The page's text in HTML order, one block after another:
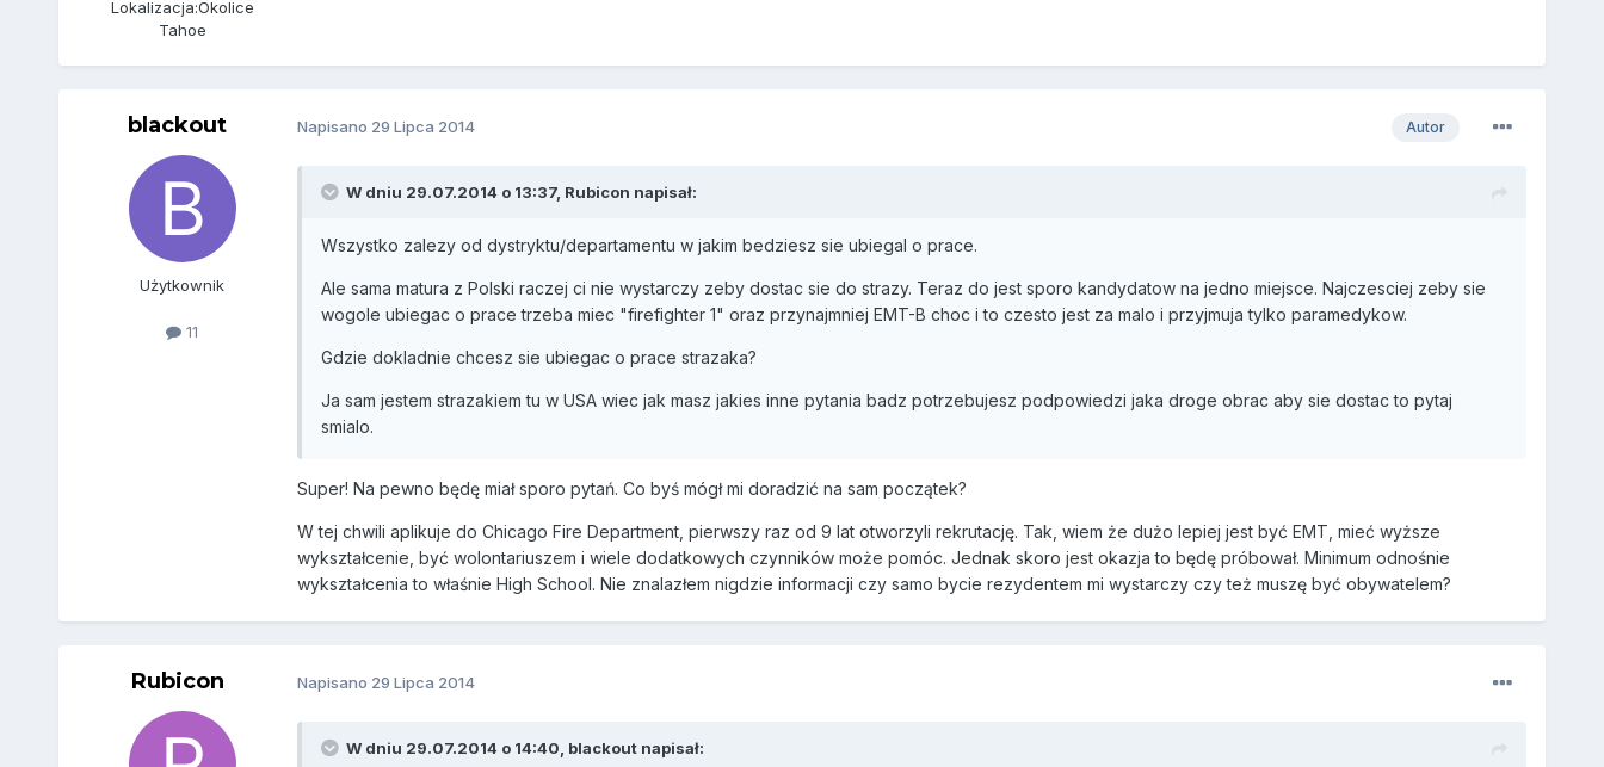
Lokalizacja:Okolice
Tahoe
blackout
Użytkownik
11
Autor
Napisano 29 Lipca 2014
W dniu 29.07.2014 o 13:37, Rubicon napisał:
Wszystko zalezy od dystryktu/departamentu w jakim bedziesz sie ubiegal o prace.
Ale sama matura z Polski raczej ci nie wystarczy zeby dostac sie do strazy. Teraz do jest sporo kandydatow na jedno miejsce. Najczesciej zeby sie
wogole ubiegac o prace trzeba miec "firefighter 1" oraz przynajmniej EMT-B choc i to czesto jest za malo i przyjmuja tylko paramedykow.
Gdzie dokladnie chcesz sie ubiegac o prace strazaka?
Ja sam jestem strazakiem tu w USA wiec jak masz jakies inne pytania badz potrzebujesz podpowiedzi jaka droge obrac aby sie dostac to pytaj
smialo.
Super! Na pewno będę miał sporo pytań. Co byś mógł mi doradzić na sam początek?
W tej chwili aplikuje do Chicago Fire Department, pierwszy raz od 9 lat otworzyli rekrutację. Tak, wiem że dużo lepiej jest być EMT, mieć wyższe
wykształcenie, być wolontariuszem i wiele dodatkowych czynników może pomóc. Jednak skoro jest okazja to będę próbował. Minimum odnośnie
wykształcenia to właśnie High School. Nie znalazłem nigdzie informacji czy samo bycie rezydentem mi wystarczy czy też muszę być obywatelem?
Rubicon Napisano 29 Lipca 2014
W dniu 29.07.2014 o 14:40, blackout napisał: